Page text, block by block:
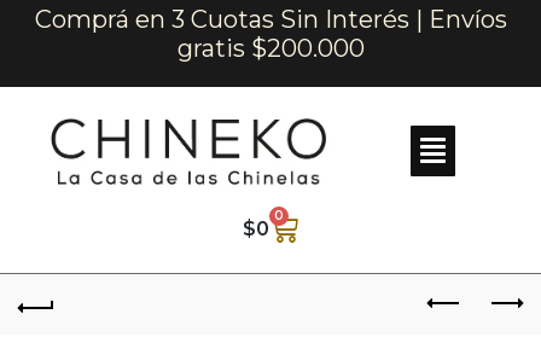
Comprá en 3 Cuotas Sin Interés | Envíos
gratis $200.000
$0
0